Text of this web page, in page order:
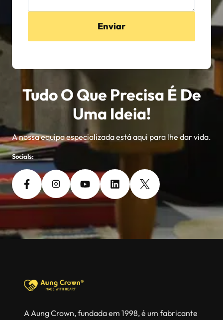
Enviar
Tudo O Que Precisa É De
Uma Ideia!
A nossa equipa especializada está aqui para lhe dar vida.
Socials:
A Aung Crown, fundada em 1998, é um fabricante